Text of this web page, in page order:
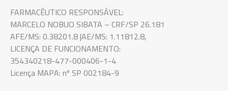
FARMACÊUTICO RESPONSÁVEL:
MARCELO NOBUO SIBATA – CRF/SP 26.181
AFE/MS: 0.38201.8 |AE/MS: 1.11812.8,
LICENÇA DE FUNCIONAMENTO:
354340218-477-000406-1-4
Licença MAPA: nº SP 002184-9